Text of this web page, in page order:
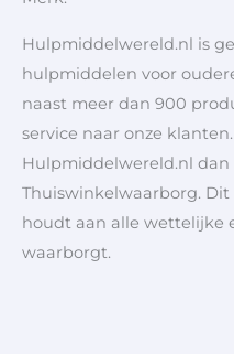
Hulpmiddelwereld.nl is
hulpmiddelen voor
naast meer dan 900
service naar onze klanten.
Hulpmiddelwereld.nl
Thuiswinkelwaarborg.
houdt aan alle wettelijke
waarborgt.